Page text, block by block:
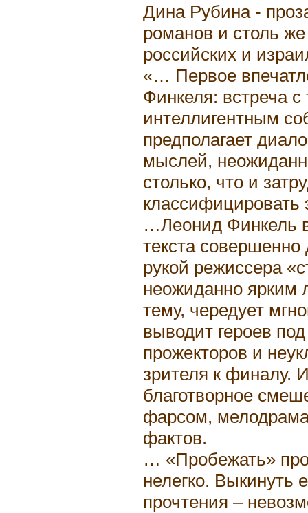
Дина Рубина -
романов и столь
российских и
«… Первое
Финкеля: встреча
интеллигентным
предполагает
мыслей,
столько, что и
классифицировать
…Леонид Финкель
текста
рукой режиссера
неожиданно ярким
тему, чередует
выводит героев
прожекторов и
зрителя к финалу.
благотворное
фарсом,
фактов.
… «Пробежать»
нелегко. Выкинуть
прочтения –